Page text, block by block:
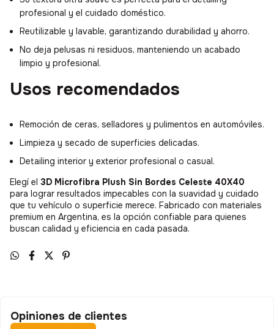
profesional y el cuidado doméstico.
Reutilizable y lavable, garantizando durabilidad y ahorro.
No deja pelusas ni residuos, manteniendo un acabado
limpio y profesional.
Usos recomendados
Remoción de ceras, selladores y pulimentos en automóviles.
Limpieza y secado de superficies delicadas.
Detailing interior y exterior profesional o casual.
Elegí el 3D Microfibra Plush Sin Bordes Celeste 40X40
para lograr resultados impecables con la suavidad y cuidado
que tu vehículo o superficie merece. Fabricado con materiales
premium en Argentina, es la opción confiable para quienes
buscan calidad y eficiencia en cada pasada.
Opiniones de clientes